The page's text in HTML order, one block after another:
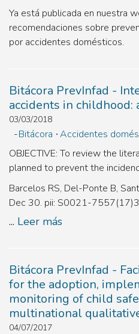
Ya está publicada en nuestra
recomendaciones sobre
por accidentes domésticos.
Bitácora PrevInfad -
accidents in childhood:
03/03/2018
Bitácora Accidentes
OBJECTIVE: To review the
planned to prevent the
Barcelos RS, Del-Ponte B,
Dec 30. pii: S0021-
... Leer más
Bitácora PrevInfad -
for the adoption,
monitoring of child
multinational
04/07/2017